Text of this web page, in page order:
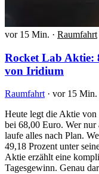
vor 15 Min. · Raumfahrt
Rocket Lab Aktie:
von Iridium
Raumfahrt · vor 15 Min.
Heute legt die Aktie von
bei 68,00 Euro. Wer nur
laufe alles nach Plan.
49,18 Prozent unter
Aktie erzählt eine
Tagesgewinn. Genau